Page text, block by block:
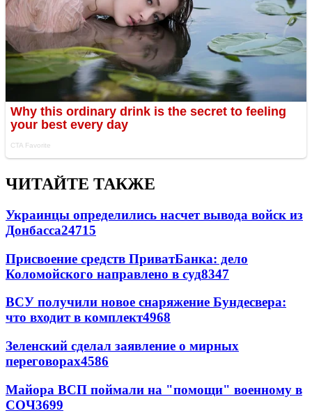
ЧИТАЙТЕ ТАКЖЕ
Украинцы определились насчет вывода войск из
Донбасса24715
Присвоение средств ПриватБанка: дело
Коломойского направлено в суд8347
ВСУ получили новое снаряжение Бундесвера:
что входит в комплект4968
Зеленский сделал заявление о мирных
переговорах4586
Майора ВСП поймали на "помощи" военному в
СОЧ3699